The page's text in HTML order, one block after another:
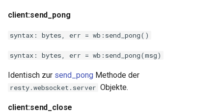
client:send_pong
syntax: bytes, err = wb:send_pong()
syntax: bytes, err = wb:send_pong(msg)
Identisch zur send_pong Methode der
resty.websocket.server Objekte.
client:send_close